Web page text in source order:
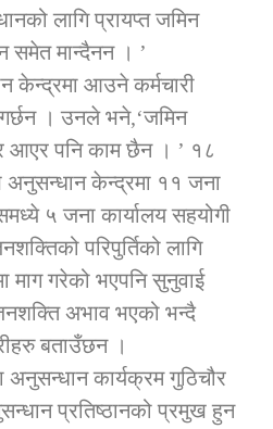
लागि प्रायप्त जमिन
समेत मान्दैनन । ’
केन्द्रमा आउने कर्मचारी
। उनले भने,‘जमिन
आएर पनि काम छैन । ’ १८
अनुसन्धान केन्द्रमा ११ जना
५ जना कार्यालय सहयोगी
परिपुर्तिको लागि
माग गरेको भएपनि सुनुवाई
अभाव भएको भन्दै
बताउँछन ।
अनुसन्धान कार्यक्रम गुठिचौर
प्रतिष्ठानको प्रमुख हुन